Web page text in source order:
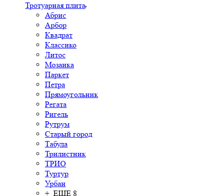
Тротуарная плита
Абрис
Арбор
Квадрат
Классико
Литос
Мозаика
Паркет
Петра
Прямоугольник
Регата
Ригель
Рутрум
Старый город
Табула
Трилистник
ТРИО
Туртур
Урбан
+ ЕЩЕ 8